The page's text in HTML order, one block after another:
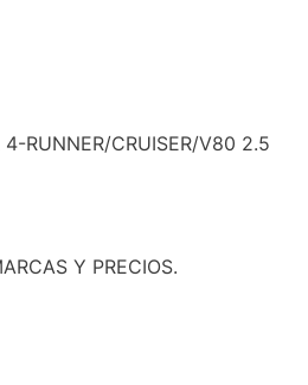
4-RUNNER/CRUISER/V80 2.5
Y PRECIOS.